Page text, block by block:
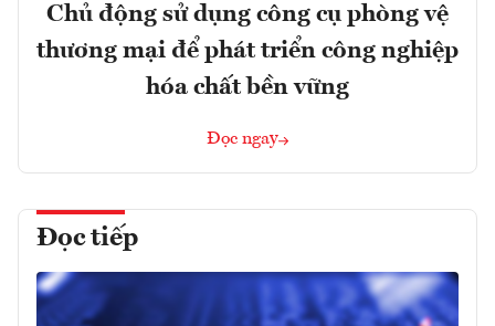
Chủ động sử dụng công cụ phòng vệ
thương mại để phát triển công nghiệp
hóa chất bền vững
Đọc ngay
Đọc tiếp